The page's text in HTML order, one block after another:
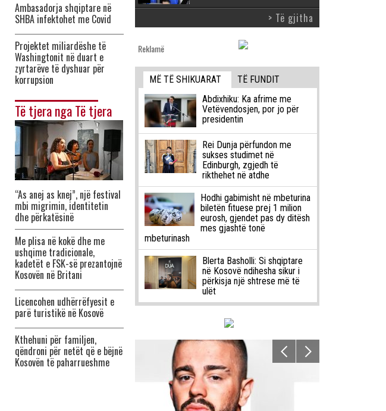
Ambasadorja shqiptare në
SHBA infektohet me Covid
Projektet miliardëshe të
Washingtonit në duart e
zyrtarëve të dyshuar për
korrupsion
Të tjera nga Të tjera
“As anej as knej”, një festival
mbi migrimin, identitetin
dhe përkatësinë
Me plisa në kokë dhe me
ushqime tradicionale,
kadetët e FSK-së prezantojnë
Kosovën në Britani
Licencohen udhërrëfyesit e
parë turistikë në Kosovë
Kthehuni për familjen,
qëndroni për netët që e bëjnë
Kosovën të paharrueshme
> Të gjitha
Reklamë
MË TË SHIKUARAT
TË FUNDIT
Abdixhiku: Ka afrime me
Vetëvendosjen, por jo për
presidentin
Rei Dunja përfundon me
sukses studimet në
Edinburgh, zgjedh të
rikthehet në atdhe
Hodhi gabimisht në mbeturina
biletën fituese prej 1 milion
eurosh, gjendet pas dy ditësh
mes gjashtë tonë
mbeturinash
Blerta Basholli: Si shqiptare
në Kosovë ndihesha sikur i
përkisja një shtrese më të
ulët